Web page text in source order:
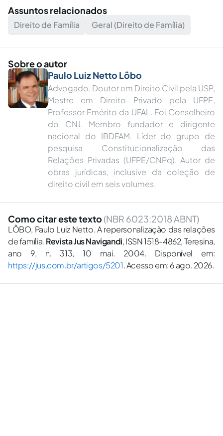
Assuntos relacionados
Direito de Família Geral (Direito de Família)
Sobre o autor
Paulo Luiz Netto Lôbo
Advogado, Doutor em Direito Civil pela USP,
Mestre em Direito Privado pela UFPE,
Professor Emérito da UFAL. Foi Conselheiro
do CNJ.︎ Membro fundador e dirigente
nacional do IBDFAM. Líder do grupo de
pesquisa Constitucionalização das
Relações Privadas (UFPE/CNPq).︎ Autor de
obras jurídicas, inclusive da coleção de
direito civil em seis volumes.
Como citar este texto (NBR 6023:2018 ABNT)
LÔBO, Paulo Luiz Netto. A repersonalização das relações
de família.Revista Jus Navigandi, ISSN 1518-4862, Teresina,
ano 9, n. 313, 10 mai. 2004. Disponível em:
https://jus.com.br/artigos/5201. Acesso em: 6 ago. 2026.